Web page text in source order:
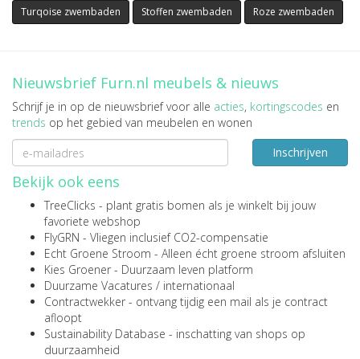
Turqoise zwembaden
Stoffen zwembaden Roze zwembaden
Nieuwsbrief Furn.nl meubels & nieuws
Schrijf je in op de nieuwsbrief voor alle acties, kortingscodes en
trends op het gebied van meubelen en wonen
Inschrijven
Bekijk ook eens
TreeClicks - plant gratis bomen als je winkelt bij jouw
favoriete webshop
FlyGRN - Vliegen inclusief CO2-compensatie
Echt Groene Stroom - Alleen écht groene stroom afsluiten
Kies Groener - Duurzaam leven platform
Duurzame Vacatures / internationaal
Contractwekker - ontvang tijdig een mail als je contract
afloopt
Sustainability Database - inschatting van shops op
duurzaamheid